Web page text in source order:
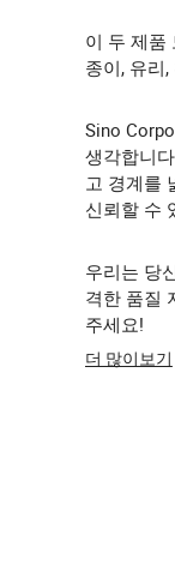
이 두 제품
종이, 유리
Sino
생각합니
고 경계를
신뢰할 수
우리는 당
격한 품질
주세요!
더 많이보기